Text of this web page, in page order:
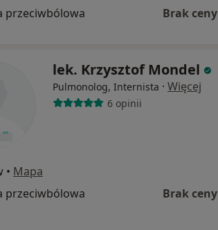
przeciwbólowa Brak ceny
lek. Krzysztof Mondel
Pulmonolog, Internista · Więcej
6 opinii
• Mapa
przeciwbólowa
Brak ceny